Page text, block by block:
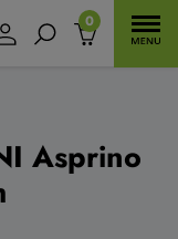
0
Asprino